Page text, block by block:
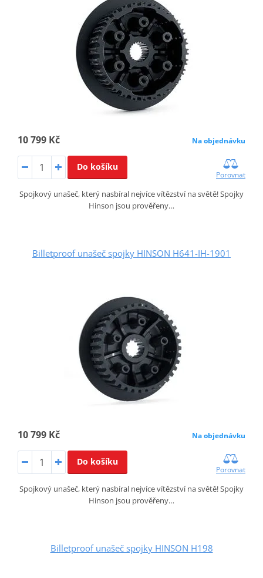
10 799 Kč Na objednávku
Do košíku
Porovnat
Spojkový unašeč, který nasbíral nejvíce vítězství na světě! Spojky
Hinson jsou prověřeny…
Billetproof unašeč spojky HINSON H641-IH-1901
10 799 Kč Na objednávku
Do košíku
Porovnat
Spojkový unašeč, který nasbíral nejvíce vítězství na světě! Spojky
Hinson jsou prověřeny…
Billetproof unašeč spojky HINSON H198